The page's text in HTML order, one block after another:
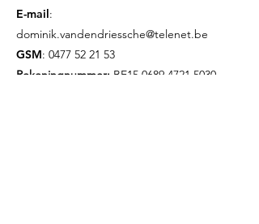
E-mail:
dominik.vandendriessche@telenet.be
GSM: 0477 52 21 53
Rekeningnummer: BE15 0689 4721 5030